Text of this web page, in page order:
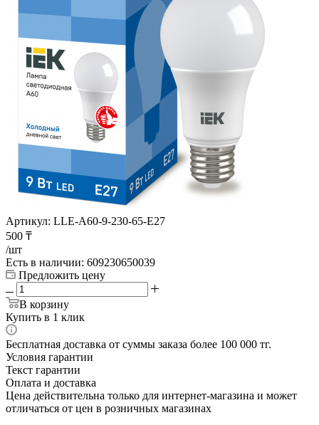
Артикул: LLE-A60-9-230-65-E27
500 ₸
/шт
Есть в наличии: 609230650039
Предложить цену
В корзину
Купить в 1 клик
Бесплатная доставка от суммы заказа более 100 000 тг.
Условия гарантии
Текст гарантии
Оплата и доставка
Цена действительна только для интернет-магазина и может
отличаться от цен в розничных магазинах